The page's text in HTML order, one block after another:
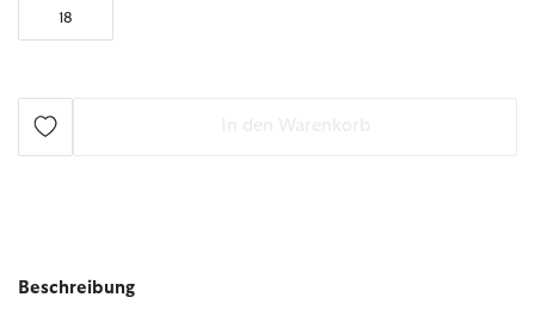
18
Beschreibung